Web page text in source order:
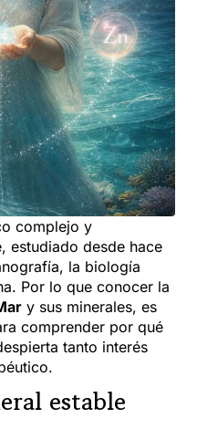
complejo y
estudiado desde hace
la biología
Por lo que conocer la
y sus minerales, es
comprender por qué
tanto interés
estable